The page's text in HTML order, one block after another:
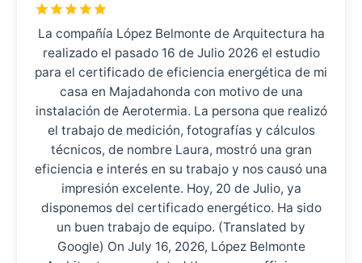
La compañía López Belmonte de Arquitectura ha
realizado el pasado 16 de Julio 2026 el estudio
para el certificado de eficiencia energética de mi
casa en Majadahonda con motivo de una
instalación de Aerotermia. La persona que realizó
el trabajo de medición, fotografías y cálculos
técnicos, de nombre Laura, mostró una gran
eficiencia e interés en su trabajo y nos causó una
impresión excelente. Hoy, 20 de Julio, ya
disponemos del certificado energético. Ha sido
un buen trabajo de equipo. (Translated by
Google) On July 16, 2026, López Belmonte